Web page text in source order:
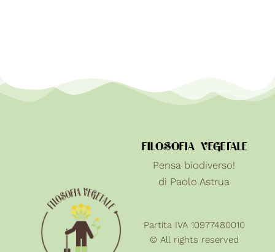
FILOSOFIA VEGETALE
Pensa biodiverso!
di Paolo Astrua
Partita IVA 10977480010
© All rights reserved